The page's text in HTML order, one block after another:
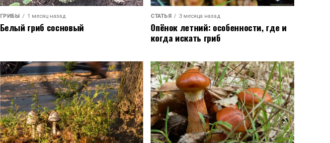
ГРИБЫ 1 месяц назад
Белый гриб сосновый
СТАТЬЯ 3 месяца назад
Опёнок летний: особенности, где и
когда искать гриб